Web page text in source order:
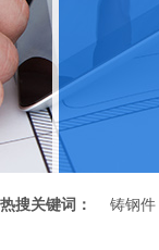
热搜关键词： 铸钢件